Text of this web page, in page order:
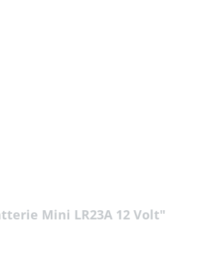
Mini LR23A 12 Volt"